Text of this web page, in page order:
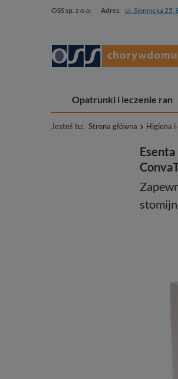
OSS sp. z o.o. Adres: ul. Siennicka 25,
Opatrunki i leczenie ran
Jesteś tu: Strona główna Higiena i